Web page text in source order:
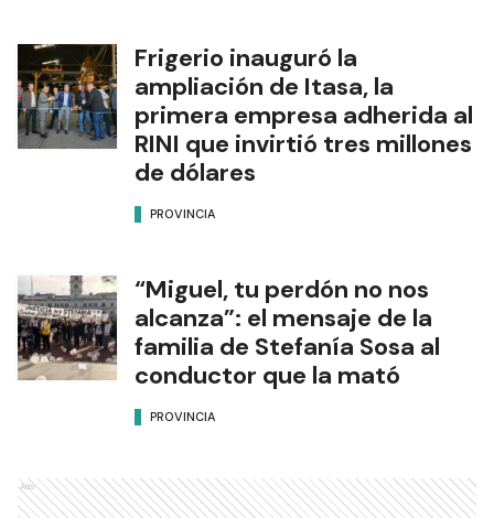
Frigerio inauguró la
ampliación de Itasa, la
primera empresa adherida al
RINI que invirtió tres millones
de dólares
PROVINCIA
“Miguel, tu perdón no nos
alcanza”: el mensaje de la
familia de Stefanía Sosa al
conductor que la mató
PROVINCIA
Ads